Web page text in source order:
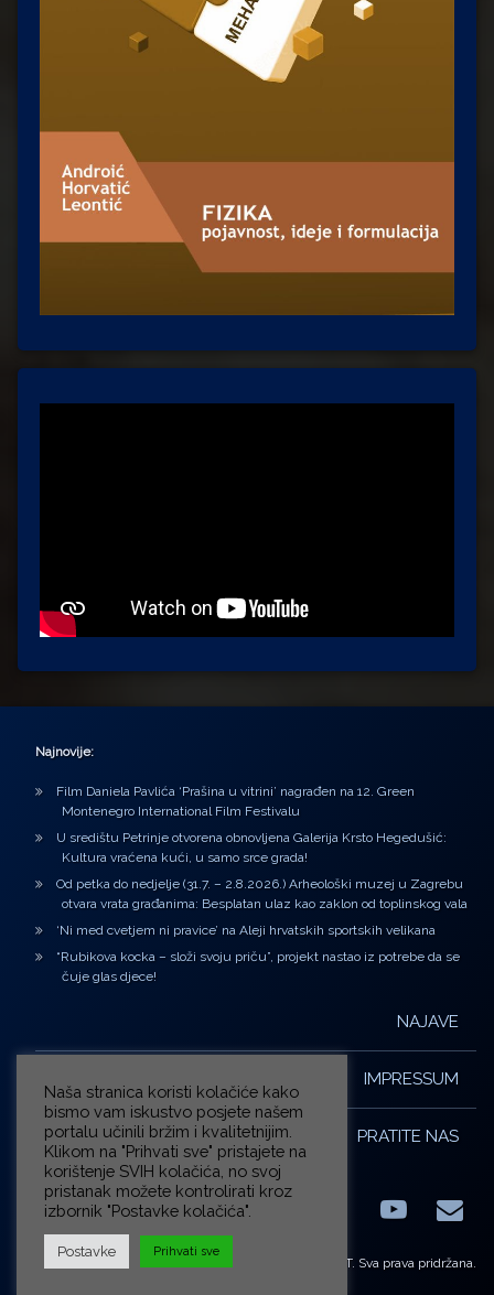
Najnovije:
Film Daniela Pavlića ‘Prašina u vitrini’ nagrađen na 12. Green
Montenegro International Film Festivalu
U središtu Petrinje otvorena obnovljena Galerija Krsto Hegedušić:
Kultura vraćena kući, u samo srce grada!
Od petka do nedjelje (31.7. – 2.8.2026.) Arheološki muzej u Zagrebu
otvara vrata građanima: Besplatan ulaz kao zaklon od toplinskog vala
‘Ni med cvetjem ni pravice’ na Aleji hrvatskih sportskih velikana
“Rubikova kocka – složi svoju priču”, projekt nastao iz potrebe da se
čuje glas djece!
NAJAVE
IMPRESSUM
PRATITE NAS
FacebookLinkedIn E-
© ZG-KULT. Sva prava pridržana.
Naša stranica koristi kolačiće kako
bismo vam iskustvo posjete našem
portalu učinili bržim i kvalitetnijim.
Klikom na "Prihvati sve" pristajete na
korištenje SVIH kolačića, no svoj
pristanak možete kontrolirati kroz
izbornik "Postavke kolačića".
Postavke Prihvati sve